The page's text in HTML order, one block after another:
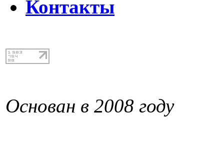
Контакты
Основан в 2008 году